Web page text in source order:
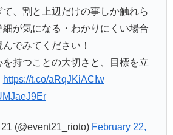
、割と上辺だけの事しか触れら
が気になる・わかりにくい場合
でみてください！
持つことの大切さと、目標を立
https://t.co/aRqJKiACIw
(@event21_rioto) February 22,